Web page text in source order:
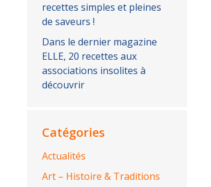
recettes simples et pleines
de saveurs !
Dans le dernier magazine
ELLE, 20 recettes aux
associations insolites à
découvrir
Catégories
Actualités
Art – Histoire & Traditions